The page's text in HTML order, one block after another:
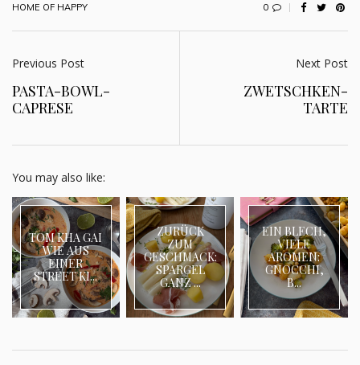
HOME OF HAPPY 0
Previous Post
PASTA-BOWL-
CAPRESE
Next Post
ZWETSCHKEN-
TARTE
You may also like:
TOM KHA GAI
WIE AUS
EINER
STREET KI...
ZURÜCK
ZUM
GESCHMACK:
SPARGEL
GANZ ...
EIN BLECH,
VIELE
AROMEN:
GNOCCHI,
B...